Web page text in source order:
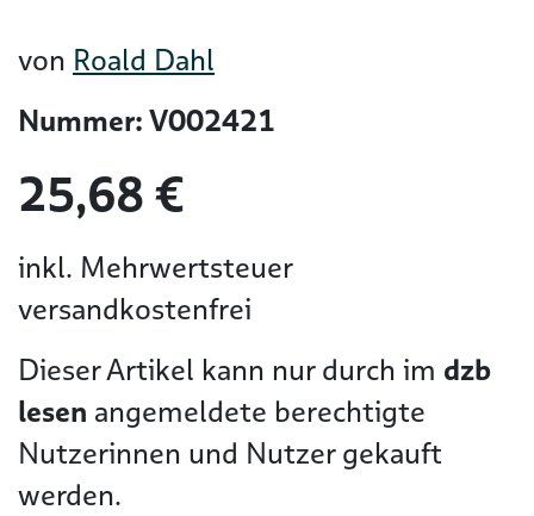
von Roald Dahl
Nummer: V002421
25,68 €
inkl. Mehrwertsteuer
versandkostenfrei
Dieser Artikel kann nur durch im dzb
lesen angemeldete berechtigte
Nutzerinnen und Nutzer gekauft
werden.